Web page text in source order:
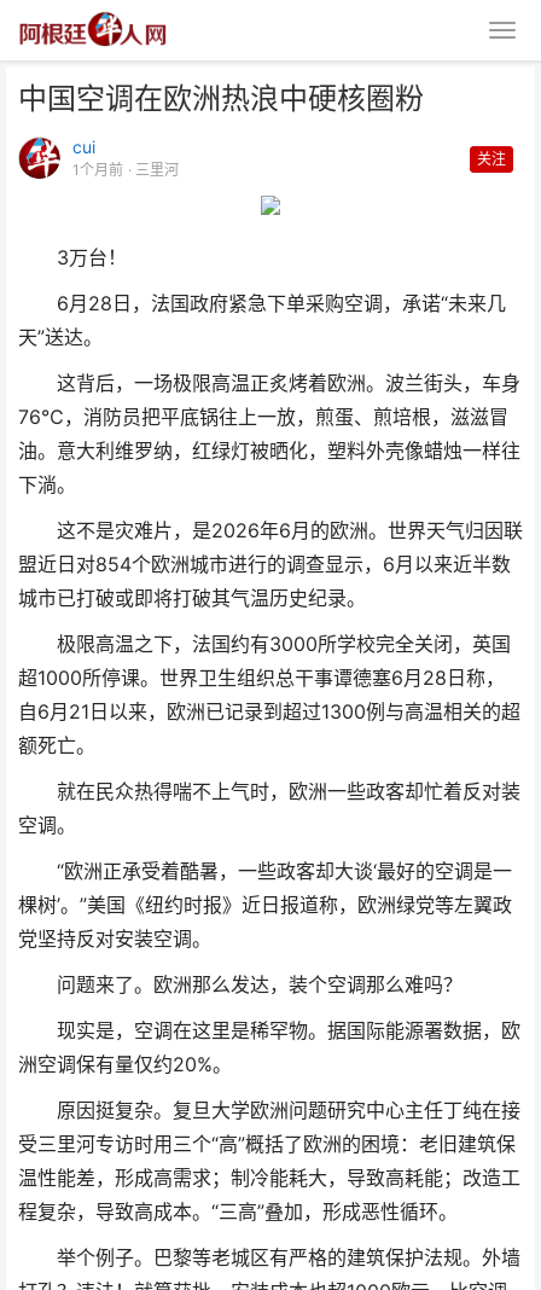
中国空调在欧洲热浪中硬核圈粉
cui
1个月前 · 三里河
关注
3万台！
6月28日，法国政府紧急下单采购空调，承诺“未来几
天”送达。
这背后，一场极限高温正炙烤着欧洲。波兰街头，车身
76℃，消防员把平底锅往上一放，煎蛋、煎培根，滋滋冒
油。意大利维罗纳，红绿灯被晒化，塑料外壳像蜡烛一样往
下淌。
这不是灾难片，是2026年6月的欧洲。世界天气归因联
盟近日对854个欧洲城市进行的调查显示，6月以来近半数
城市已打破或即将打破其气温历史纪录。
极限高温之下，法国约有3000所学校完全关闭，英国
超1000所停课。世界卫生组织总干事谭德塞6月28日称，
自6月21日以来，欧洲已记录到超过1300例与高温相关的超
额死亡。
就在民众热得喘不上气时，欧洲一些政客却忙着反对装
空调。
“欧洲正承受着酷暑，一些政客却大谈‘最好的空调是一
棵树’。”美国《纽约时报》近日报道称，欧洲绿党等左翼政
党坚持反对安装空调。
问题来了。欧洲那么发达，装个空调那么难吗？
现实是，空调在这里是稀罕物。据国际能源署数据，欧
洲空调保有量仅约20%。
原因挺复杂。复旦大学欧洲问题研究中心主任丁纯在接
受三里河专访时用三个“高”概括了欧洲的困境：老旧建筑保
温性能差，形成高需求；制冷能耗大，导致高耗能；改造工
程复杂，导致高成本。“三高”叠加，形成恶性循环。
举个例子。巴黎等老城区有严格的建筑保护法规。外墙
中国空调在欧洲热浪中硬核圈粉